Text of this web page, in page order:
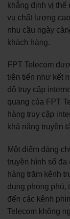
khẳng định vị thế
vụ chất lượng
nhu cầu ngày
khách hàng.
FPT Telecom
tiên tiến như kết
độ truy cập
quang của FPT
hàng truy cập
khả năng truyền
Một điểm đáng
truyền hình số
hàng trăm kênh
dung phong phú,
đến các kênh
Telecom không